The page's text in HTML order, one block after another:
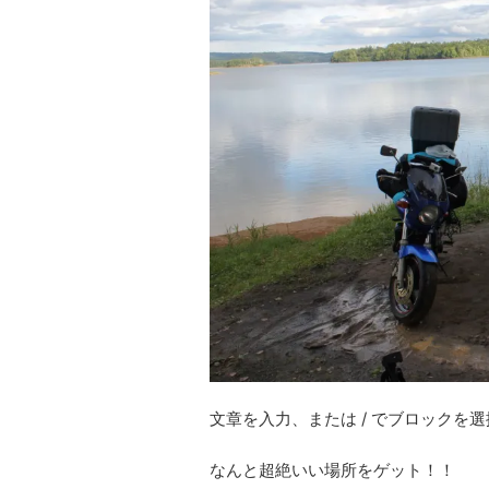
文章を入力、または / でブロックを
なんと超絶いい場所をゲット！！